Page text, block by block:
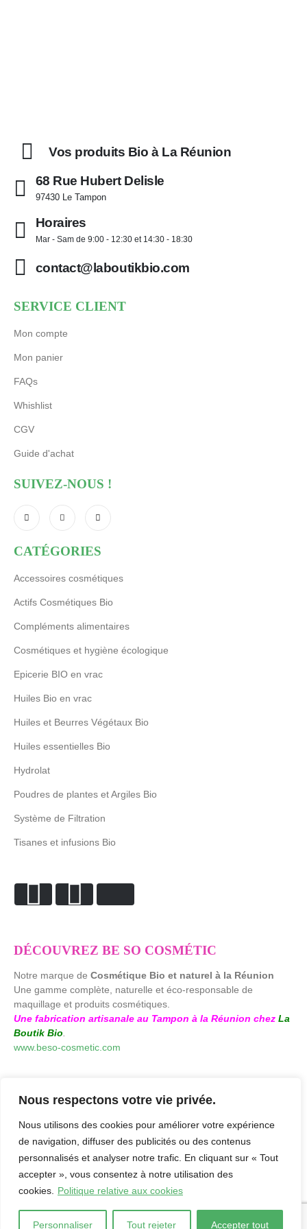
Nous respectons votre vie privée.
Nous utilisons des cookies pour améliorer votre expérience
de navigation, diffuser des publicités ou des contenus
personnalisés et analyser notre trafic. En cliquant sur « Tout
accepter », vous consentez à notre utilisation des
cookies.
Politique relative aux cookies
Personnaliser Tout rejeter Accepter tout
Vos produits Bio à La Réunion
68 Rue Hubert Delisle
97430 Le Tampon
Horaires
Mar - Sam de 9:00 - 12:30 et 14:30 - 18:30
contact@laboutikbio.com
SERVICE CLIENT
Mon compte
Mon panier
FAQs
Whishlist
CGV
Guide d'achat
SUIVEZ-NOUS !
CATÉGORIES
Accessoires cosmétiques
Actifs Cosmétiques Bio
Compléments alimentaires
Cosmétiques et hygiène écologique
Epicerie BIO en vrac
Huiles Bio en vrac
Huiles et Beurres Végétaux Bio
Huiles essentielles Bio
Hydrolat
Poudres de plantes et Argiles Bio
Système de Filtration
Tisanes et infusions Bio
DÉCOUVREZ BE SO COSMÉTIC
Notre marque de Cosmétique Bio et naturel à la Réunion
Une gamme complète, naturelle et éco-responsable de
maquillage et produits cosmétiques.
Une fabrication artisanale au Tampon à la Réunion chez La
Boutik Bio
www.beso-cosmetic.com
laboutikbio.com. © 2026. byAgence Creaweb-Mentions Légales-
Politique de confidentialité